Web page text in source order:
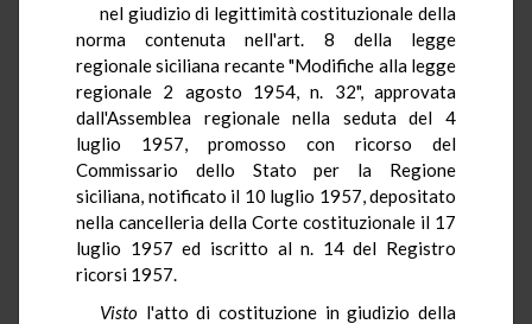
nel giudizio di legittimità costituzionale della
norma contenuta nell'art. 8 della legge
regionale siciliana recante "Modifiche alla legge
regionale 2 agosto 1954, n. 32", approvata
dall'Assemblea regionale nella seduta del 4
luglio 1957, promosso con ricorso del
Commissario dello Stato per la Regione
siciliana, notificato il 10 luglio 1957, depositato
nella cancelleria della Corte costituzionale il 17
luglio 1957 ed iscritto al n. 14 del Registro
ricorsi 1957.
Visto l'atto di costituzione in giudizio della